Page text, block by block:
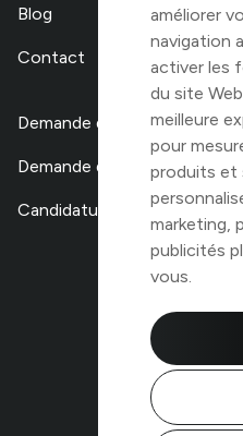
améliorer
navigation
activer les
du site Web
meilleure
pour
produits et
marketing,
publicités
vous.
Blog
Contact
Demande de devis
Demande de stage
Candidature libre
TOP